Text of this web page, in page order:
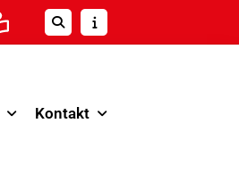
Kontakt